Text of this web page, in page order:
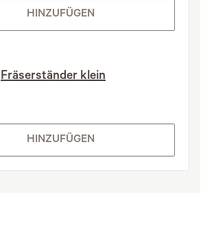
HINZUFÜGEN
Fräserständer klein
HINZUFÜGEN